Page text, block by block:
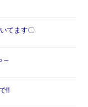
てます〇
～
!!